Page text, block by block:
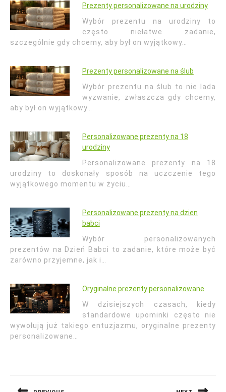
Prezenty personalizowane na urodziny
Wybór prezentu na urodziny to
często niełatwe zadanie,
szczególnie gdy chcemy, aby był on wyjątkowy…
Prezenty personalizowane na ślub
Wybór prezentu na ślub to nie lada
wyzwanie, zwłaszcza gdy chcemy,
aby był on wyjątkowy…
Personalizowane prezenty na 18
urodziny
Personalizowane prezenty na 18
urodziny to doskonały sposób na uczczenie tego
wyjątkowego momentu w życiu…
Personalizowane prezenty na dzien
babci
Wybór personalizowanych
prezentów na Dzień Babci to zadanie, które może być
zarówno przyjemne, jak i…
Oryginalne prezenty personalizowane
W dzisiejszych czasach, kiedy
standardowe upominki często nie
wywołują już takiego entuzjazmu, oryginalne prezenty
personalizowane…